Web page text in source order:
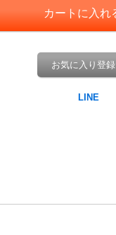
お気に入り登録